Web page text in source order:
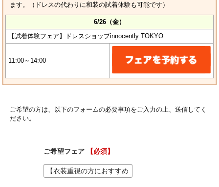
ます。（ドレスの代わりに和装の試着体験も可能です）
6/26（金）
【試着体験フェア】ドレスショップinnocently TOKYO
11:00～14:00